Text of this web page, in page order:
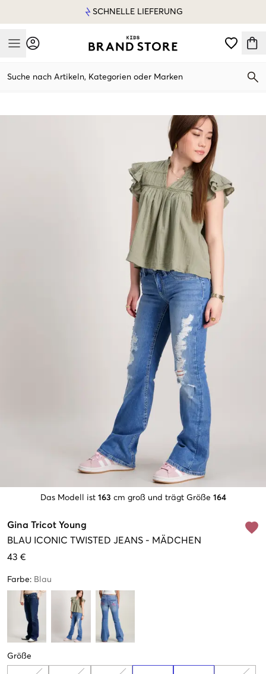
SCHNELLE LIEFERUNG
Mobile Menu
Suche nach Artikeln, Kategorien oder Marken
Das Modell ist 163 cm groß und trägt Größe 164
Gina Tricot Young
BLAU
ICONIC TWISTED JEANS - MÄDCHEN
43 €
Farbe: Blau
Größe